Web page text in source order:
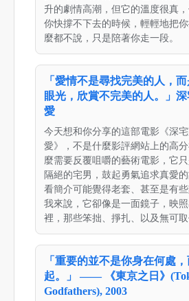
升的劇情高潮，但它的溫度很真
你快撐不下去的時候，輕輕地把
麼都不說，只是陪著你走一段。
「愛情不是尋找完美的人，
眼光，欣賞不完美的人。」
愛
今天想和你分享的這部電影《深
愛》，不是什麼影評網站上的高
麼需要反覆咀嚼的藝術電影，它
隔絕的宅男，鼓起勇氣追求真愛
看簡介可能覺得老套、甚至是有
我來說，它卻像是一面鏡子，映
裡，那些笨拙、掙扎、以及無可取
「重要的並不是你身在何處
起。」 —— 《東京之日》
Godfathers), 2003